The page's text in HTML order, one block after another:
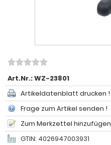
Art.Nr.:WZ-23801
Artikeldatenblatt drucken !
Frage zum Artikel senden !
Zum Merkzettel hinzufügen
GTIN: 4026947003931